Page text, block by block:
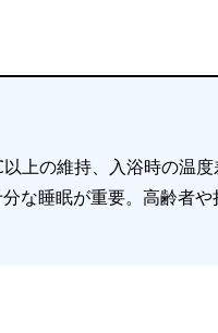
上の維持、入浴時の温
な睡眠が重要。高齢者